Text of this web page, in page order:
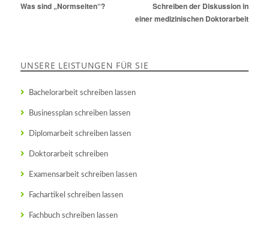
Vorheriger
Was sind „Normseiten“?
Nächster
Beitrag:
Schreiben der Diskussion in
einer medizinischen Doktorarbeit
UNSERE LEISTUNGEN FÜR SIE
Bachelorarbeit schreiben lassen
Businessplan schreiben lassen
Diplomarbeit schreiben lassen
Doktorarbeit schreiben
Examensarbeit schreiben lassen
Fachartikel schreiben lassen
Fachbuch schreiben lassen